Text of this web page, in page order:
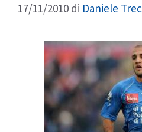
17/11/2010 di Daniele